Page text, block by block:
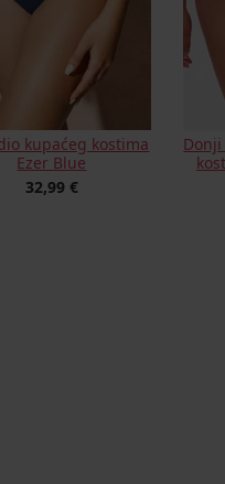
kupaćeg kostima
Ezer Blue
32,99 €